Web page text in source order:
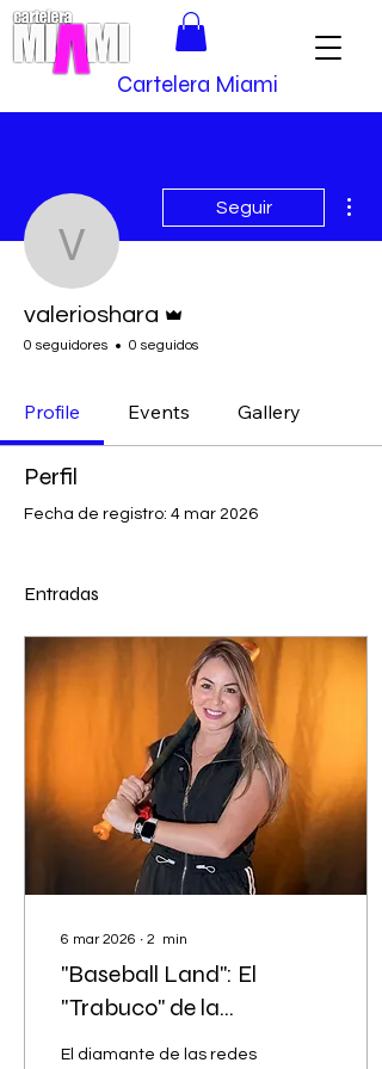
Cartelera Miami
valerioshara
Seguir
valerioshara
0 seguidores 0 seguidos
Profile Events Gallery
Perfil
Fecha de registro: 4 mar 2026
Entradas
6 mar 2026 ∙ 2 min
"Baseball Land": El
"Trabuco" de la
Comunicación Deportiva
El diamante de las redes